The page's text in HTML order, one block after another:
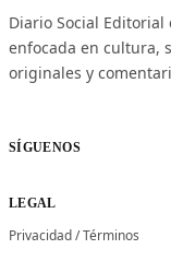
Diario Social
enfocada en cultura,
originales y
SÍGUENOS
LEGAL
Privacidad/Términos